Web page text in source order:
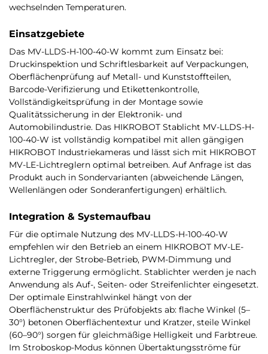
wechselnden Temperaturen.
Einsatzgebiete
Das MV-LLDS-H-100-40-W kommt zum Einsatz bei:
Druckinspektion und Schriftlesbarkeit auf Verpackungen,
Oberflächenprüfung auf Metall- und Kunststoffteilen,
Barcode-Verifizierung und Etikettenkontrolle,
Vollständigkeitsprüfung in der Montage sowie
Qualitätssicherung in der Elektronik- und
Automobilindustrie. Das HIKROBOT Stablicht MV-LLDS-H-
100-40-W ist vollständig kompatibel mit allen gängigen
HIKROBOT Industriekameras und lässt sich mit HIKROBOT
MV-LE-Lichtreglern optimal betreiben. Auf Anfrage ist das
Produkt auch in Sondervarianten (abweichende Längen,
Wellenlängen oder Sonderanfertigungen) erhältlich.
Integration & Systemaufbau
Für die optimale Nutzung des MV-LLDS-H-100-40-W
empfehlen wir den Betrieb an einem HIKROBOT MV-LE-
Lichtregler, der Strobe-Betrieb, PWM-Dimmung und
externe Triggerung ermöglicht. Stablichter werden je nach
Anwendung als Auf-, Seiten- oder Streifenlichter eingesetzt.
Der optimale Einstrahlwinkel hängt von der
Oberflächenstruktur des Prüfobjekts ab: flache Winkel (5–
30°) betonen Oberflächentextur und Kratzer, steile Winkel
(60–90°) sorgen für gleichmäßige Helligkeit und Farbtreue.
Im Stroboskop-Modus können Übertaktungsströme für